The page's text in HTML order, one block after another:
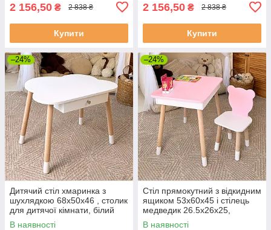
2 156,50 ₴ 2 838 ₴
Купити
2 156,50 ₴ 2 838 ₴
Купити
–24%
Дитячий стіл хмаринка з
шухлядкою 68х50х46 , столик
для дитячої кімнати, білий
В наявності
–24%
Стіл прямокутний з відкидним
ящиком 53х60х45 і стілець
медведик 26.5х26х25,
рожевий
В наявності